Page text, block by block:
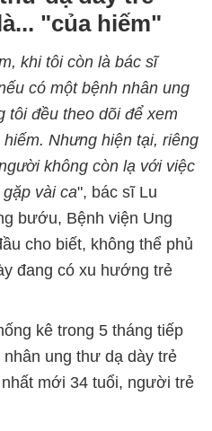
"của hiếm"
khi tôi còn là bác sĩ
có một bệnh nhân ung
tôi đều theo dõi để xem
Nhưng hiện tại, riêng
không còn lạ với việc
vài ca", bác sĩ Lu
bướu, Bệnh viện Ung
cho biết, không thể phủ
đang có xu hướng trẻ
kê trong 5 tháng tiếp
ung thư dạ dày trẻ
mới 34 tuổi, người trẻ